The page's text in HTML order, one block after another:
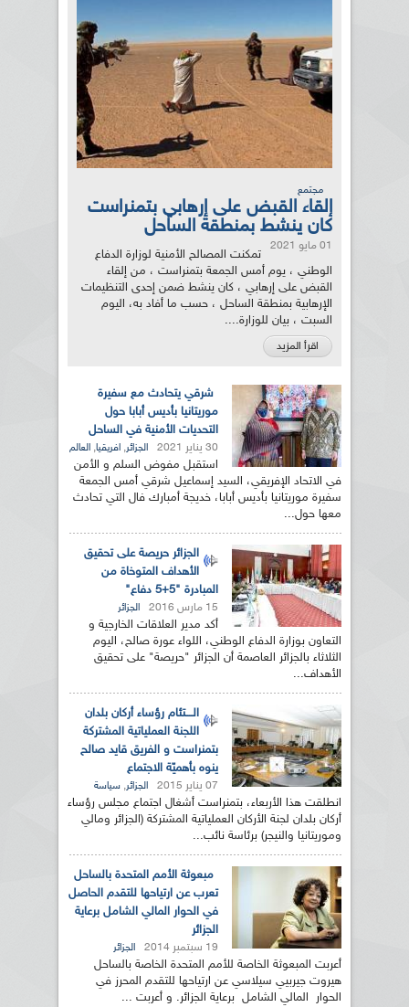
مجتمع
إلقاء القبض على إرهابي بتمنراست
كان ينشط بمنطقة الساحل
01 مايو 2021
تمكنت المصالح الأمنية لوزارة الدفاع
الوطني ، يوم أمس الجمعة بتمنراست ، من إلقاء
القبض على إرهابي ، كان ينشط ضمن إحدى التنظيمات
الإرهابية بمنطقة الساحل ، حسب ما أفاد به، اليوم
السبت ، بيان للوزارة....
اقرأ المزيد
شرقي يتحادث مع سفيرة
موريتانيا بأديس أبابا حول
التحديات الأمنية في الساحل
30 يناير 2021 الجزائر, افريقيا, العالم
استقبل مفوض السلم و الأمن
في الاتحاد الإفريقي، السيد إسماعيل شرقي أمس الجمعة
سفيرة موريتانيا بأديس أبابا، خديجة أمبارك فال التي تحادث
معها حول...
الجزائر حريصة على تحقيق
الأهداف المتوخاة من
المبادرة "5+5 دفاع"
15 مارس 2016 الجزائر
أكد مدير العلاقات الخارجية و
التعاون بوزارة الدفاع الوطني، اللواء عورة صالح، اليوم
الثلاثاء بالجزائر العاصمة أن الجزائر "حريصة" على تحقيق
الأهداف...
الــــتئام رؤساء أركان بلدان
اللجنة العملياتية المشتركة
بتمنراست و الفريق قايد صالح
ينوه بأهميّة الاجتماع
07 يناير 2015 الجزائر, سياسة
انطلقت هذا الأربعاء، بتمنراست أشغال اجتماع مجلس رؤساء
أركان بلدان لجنة الأركان العملياتية المشتركة (الجزائر ومالي
وموريتانيا والنيجر) برئاسة نائب...
مبعوثة الأمم المتحدة بالساحل
تعرب عن ارتياحها للتقدم الحاصل
في الحوار المالي الشامل برعاية
الجزائر
19 سبتمبر 2014 الجزائر
أعربت المبعوثة الخاصة للأمم المتحدة الخاصة بالساحل
هيروت جيربيي سيلاسي عن ارتياحها للتقدم المحرز في
الحوار المالي الشامل برعاية الجزائر. و أعربت ...